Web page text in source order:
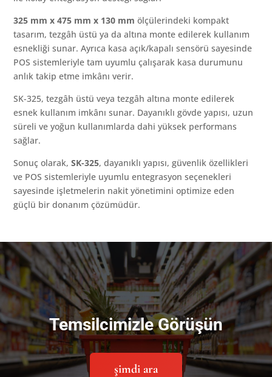
325 mm x 475 mm x 130 mm ölçülerindeki kompakt
tasarım, tezgâh üstü ya da altına monte edilerek kullanım
esnekliği sunar. Ayrıca kasa açık/kapalı sensörü sayesinde
POS sistemleriyle tam uyumlu çalışarak kasa durumunu
anlık takip etme imkânı verir.
SK-325, tezgâh üstü veya tezgâh altına monte edilerek
esnek kullanım imkânı sunar. Dayanıklı gövde yapısı, uzun
süreli ve yoğun kullanımlarda dahi yüksek performans
sağlar.
Sonuç olarak,SK-325, dayanıklı yapısı, güvenlik özellikleri
ve POS sistemleriyle uyumlu entegrasyon seçenekleri
sayesinde işletmelerin nakit yönetimini optimize eden
güçlü bir donanım çözümüdür.
Temsilcimizle Görüşün
şimdi ara